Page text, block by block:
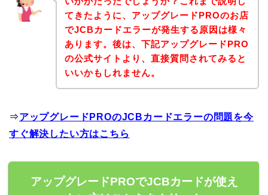
てきたように、アップグレードPROのお店
でJCBカードエラーが発生する原因は様々
あります。後は、下記アップグレードPRO
の公式サイトより、直接質問されてみると
いいかもしれません。
⇒アップグレードPROのJCBカードエラーの問題を今
すぐ解決したい方はこちら
アップグレードPROでJCBカードが使え